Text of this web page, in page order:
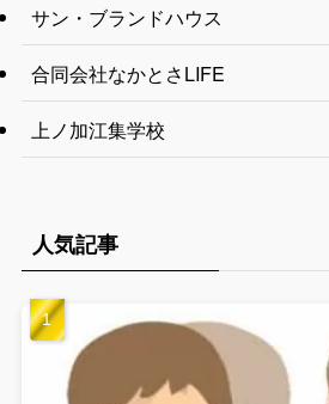
サン・ブランドハウス
合同会社なかとさLIFE
上ノ加江集学校
人気記事